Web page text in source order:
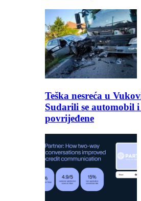
Teška nesreća u
Sudarili se automobil
povrijeđene